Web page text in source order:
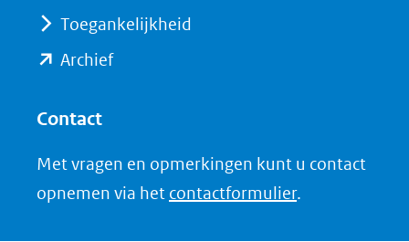
website)
Toegankelijkheid
Archief(opent
(verwijst
naar
Contact
Met vragen en opmerkingen kunt u contact
opnemen via het contactformulier.